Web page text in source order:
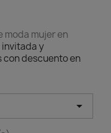
moda mujer en
invitada y
descuento en
